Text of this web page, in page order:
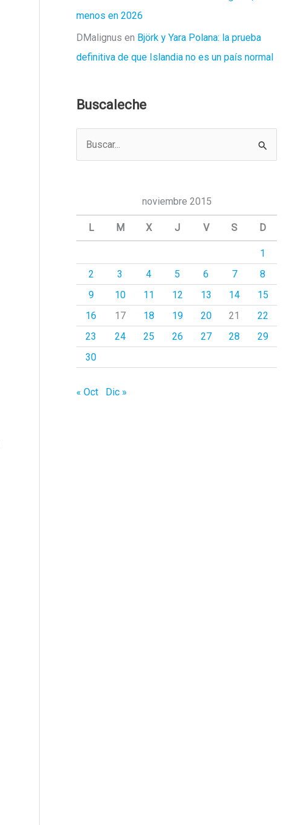
menos en 2026
DMalignus en Björk y Yara Polana: la prueba
definitiva de que Islandia no es un país normal
Buscaleche
a
noviembre 2015
L M X J V S D
1
2
3 4 5 6 7
8
9
10 11 12 13 14
15
16
17 18 19 20 21
22
23
24 25 26 27 28
29
30
« Oct Dic »